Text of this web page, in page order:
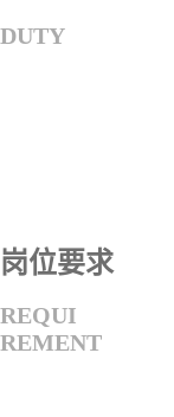
DUTY
岗位要求
REQUI
REMENT